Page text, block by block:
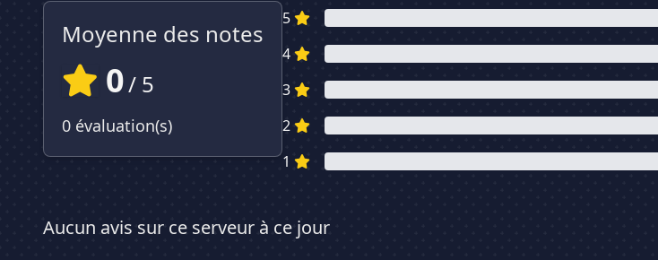
Moyenne des notes
0/ 5
0 évaluation(s)
5
4
3
2
1
Aucun avis sur ce serveur à ce jour